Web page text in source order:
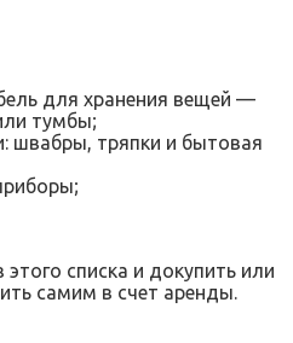
для хранения вещей —
тумбы;
швабры, тряпки и бытовая
списка и докупить или
самим в счет аренды.